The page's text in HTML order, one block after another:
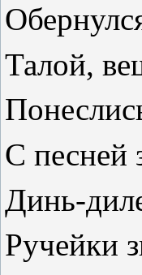
Талой,
С песней
Динь-
Ручейки